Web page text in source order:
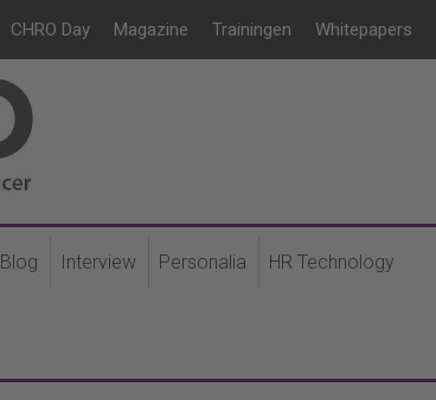
CHRO Day Magazine Trainingen Whitepapers
Blog Interview Personalia HR Technology